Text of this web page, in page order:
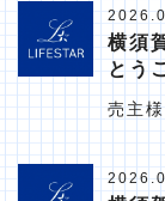
横須
とう
売主